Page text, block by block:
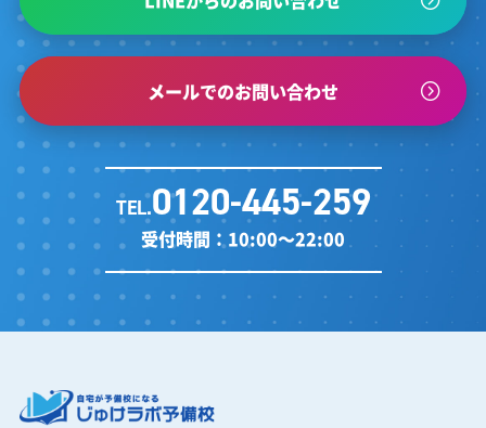
メールでのお問い合わせ
TEL.0120-445-259
受付時間：10:00～22:00